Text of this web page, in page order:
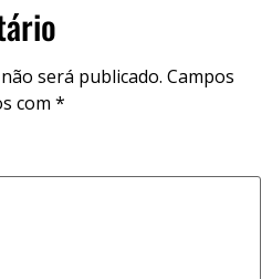
será publicado. Campos
com *